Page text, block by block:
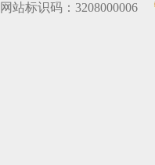
网站标识码：3208000006